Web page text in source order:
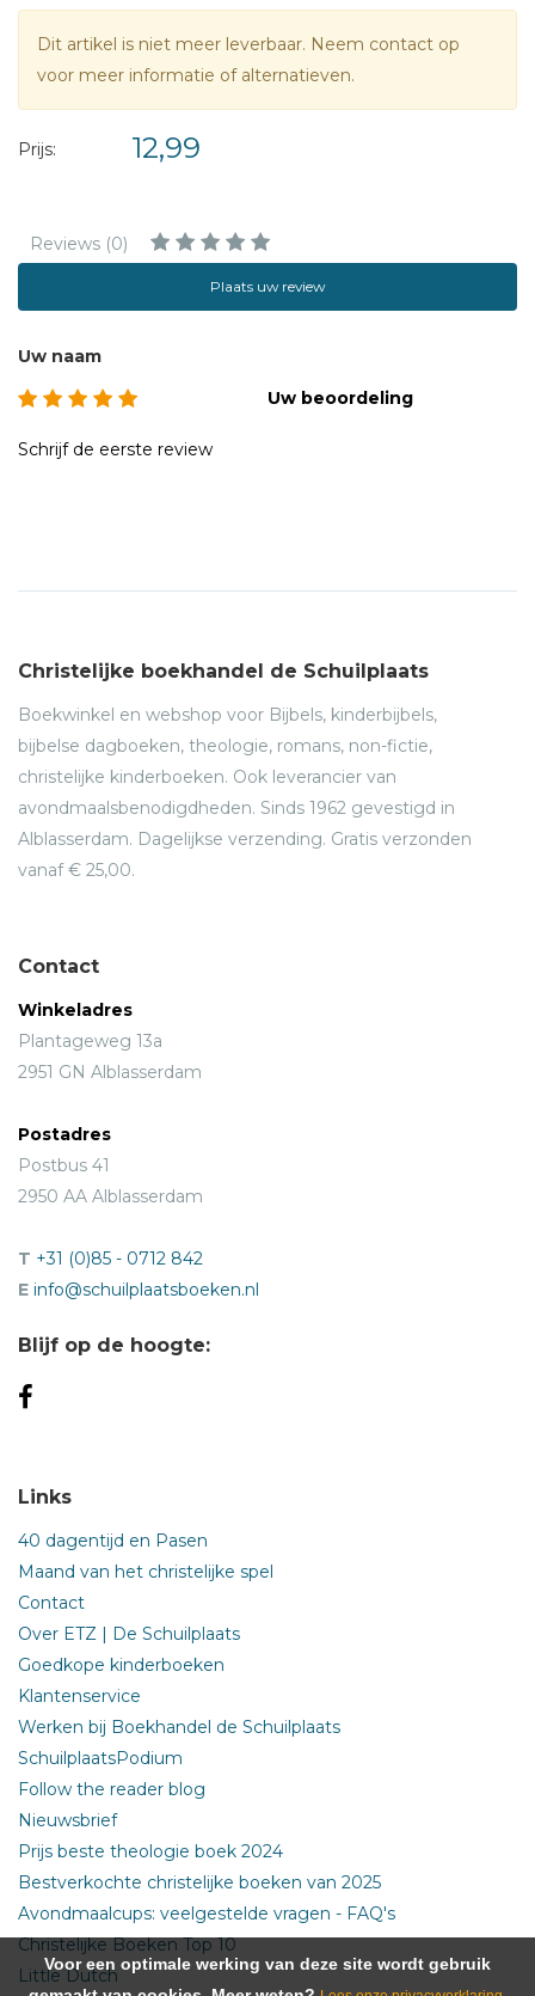
Dit artikel is niet meer leverbaar. Neem contact op
voor meer informatie of alternatieven.
Prijs: 12,99
Reviews (0)
Plaats uw review
Uw naam
Uw beoordeling
Schrijf de eerste review
Christelijke boekhandel de Schuilplaats
Boekwinkel en webshop voor Bijbels, kinderbijbels,
bijbelse dagboeken, theologie, romans, non-fictie,
christelijke kinderboeken. Ook leverancier van
avondmaalsbenodigdheden. Sinds 1962 gevestigd in
Alblasserdam. Dagelijkse verzending. Gratis verzonden
vanaf € 25,00.
Contact
Winkeladres
Plantageweg 13a
2951 GN Alblasserdam
Postadres
Postbus 41
2950 AA Alblasserdam
T +31 (0)85 - 0712 842
E info@schuilplaatsboeken.nl
Blijf op de hoogte:
Links
40 dagentijd en Pasen
Maand van het christelijke spel
Contact
Over ETZ | De Schuilplaats
Goedkope kinderboeken
Klantenservice
Werken bij Boekhandel de Schuilplaats
SchuilplaatsPodium
Follow the reader blog
Nieuwsbrief
Prijs beste theologie boek 2024
Bestverkochte christelijke boeken van 2025
Avondmaalcups: veelgestelde vragen - FAQ's
Christelijke Boeken Top 10
Little Dutch
Voor een optimale werking van deze site wordt gebruik